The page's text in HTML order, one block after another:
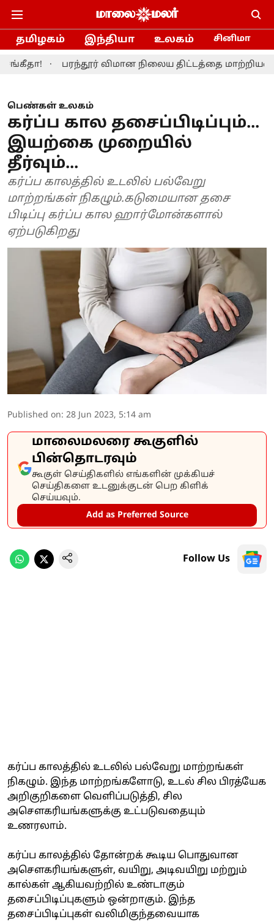
தமிழகம் இந்தியா உலகம் சினிமா
பரந்தூர் விமான நிலைய திட்டத்தை மாற்றியமைக்க
பெண்கள் உலகம்
கர்ப்ப கால தசைப்பிடிப்பும்...
இயற்கை முறையில்
தீர்வும்...
கர்ப்ப காலத்தில் உடலில் பல்வேறு
மாற்றங்கள் நிகழும்.கடுமையான தசை
பிடிப்பு கர்ப்ப கால ஹார்மோன்களால்
ஏற்படுகிறது
Published on: 28 Jun 2023, 5:14 am
மாலைமலரை கூகுளில்
பின்தொடரவும்
கூகுள் செய்திகளில் எங்களின் முக்கியச்
செய்திகளை உடனுக்குடன் பெற கிளிக்
செய்யவும்.
Add as Preferred Source
Follow Us
கர்ப்ப காலத்தில் உடலில் பல்வேறு மாற்றங்கள்
நிகழும். இந்த மாற்றங்களோடு, உடல் சில பிரத்யேக
அறிகுறிகளை வெளிப்படுத்தி, சில
அசௌகரியங்களுக்கு உட்படுவதையும்
உணரலாம்.
கர்ப்ப காலத்தில் தோன்றக் கூடிய பொதுவான
அசௌகரியங்களுள், வயிறு, அடிவயிறு மற்றும்
கால்கள் ஆகியவற்றில் உண்டாகும்
தசைப்பிடிப்புகளும் ஒன்றாகும். இந்த
தசைப்பிடிப்புகள் வலிமிகுந்தவையாக